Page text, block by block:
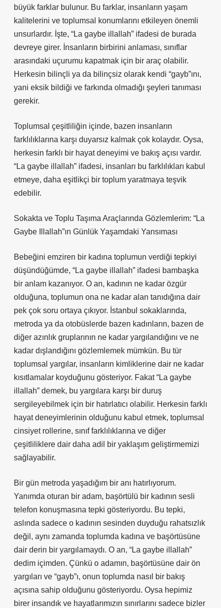
büyük farklar bulunur. Bu farklar, insanların yaşam
kalitelerini ve toplumsal konumlarını etkileyen önemli
unsurlardır. İşte, “La gaybe illallah” ifadesi de burada
devreye girer. İnsanların birbirini anlaması, sınıflar
arasındaki uçurumu kapatmak için bir araç olabilir.
Herkesin bilinçli ya da bilinçsiz olarak kendi “gayb”ını,
yani eksik bildiği ve farkında olmadığı şeyleri tanıması
gerekir.
Toplumsal çeşitliliğin içinde, bazen insanların
farklılıklarına karşı duyarsız kalmak çok kolaydır. Oysa,
herkesin farklı bir hayat deneyimi ve bakış açısı vardır.
“La gaybe illallah” ifadesi, insanları bu farklılıkları kabul
etmeye, daha eşitlikçi bir toplum yaratmaya teşvik
edebilir.
Sokakta ve Toplu Taşıma Araçlarında Gözlemlerim: “La
Gaybe Illallah”ın Günlük Yaşamdaki Yansıması
Bebeğini emziren bir kadına toplumun verdiği tepkiyi
düşündüğümde, “La gaybe illallah” ifadesi bambaşka
bir anlam kazanıyor. O an, kadının ne kadar özgür
olduğuna, toplumun ona ne kadar alan tanıdığına dair
pek çok soru ortaya çıkıyor. İstanbul sokaklarında,
metroda ya da otobüslerde bazen kadınların, bazen de
diğer azınlık gruplarının ne kadar yargılandığını ve ne
kadar dışlandığını gözlemlemek mümkün. Bu tür
toplumsal yargılar, insanların kimliklerine dair ne kadar
kısıtlamalar koyduğunu gösteriyor. Fakat “La gaybe
illallah” demek, bu yargılara karşı bir duruş
sergileyebilmek için bir hatırlatıcı olabilir. Herkesin farklı
hayat deneyimlerinin olduğunu kabul etmek, toplumsal
cinsiyet rollerine, sınıf farklılıklarına ve diğer
çeşitliliklere dair daha adil bir yaklaşım geliştirmemizi
sağlayabilir.
Bir gün metroda yaşadığım bir anı hatırlıyorum.
Yanımda oturan bir adam, başörtülü bir kadının sesli
telefon konuşmasına tepki gösteriyordu. Bu tepki,
aslında sadece o kadının sesinden duyduğu rahatsızlık
değil, aynı zamanda toplumda kadına ve başörtüsüne
dair derin bir yargılamaydı. O an, “La gaybe illallah”
dedim içimden. Çünkü o adamın, başörtüsüne dair ön
yargıları ve “gayb”ı, onun toplumda nasıl bir bakış
açısına sahip olduğunu gösteriyordu. Oysa hepimiz
birer insandık ve hayatlarımızın sınırlarını sadece bizler